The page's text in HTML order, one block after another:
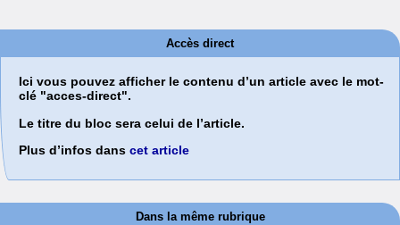
Accès direct
Ici vous pouvez afficher le contenu d’un article avec le mot-
clé "acces-direct".
Le titre du bloc sera celui de l’article.
Plus d’infos dans cet article
Dans la même rubrique